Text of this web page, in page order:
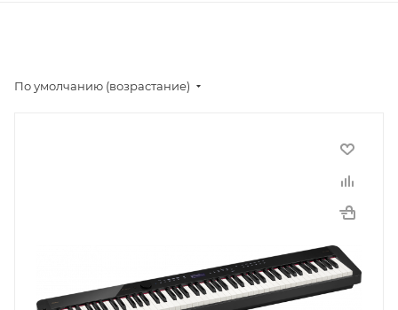
По умолчанию (возрастание)